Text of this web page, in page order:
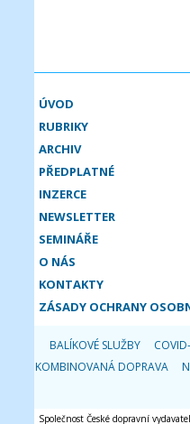
ÚVOD
RUBRIKY
ARCHIV
PŘEDPLATNÉ
INZERCE
NEWSLETTER
SEMINÁŘE
O NÁS
KONTAKTY
ZÁSADY OCHRANY
BALÍKOVÉ SLUŽBY
KOMBINOVANÁ DOPRAVA
Společnost České dopravní